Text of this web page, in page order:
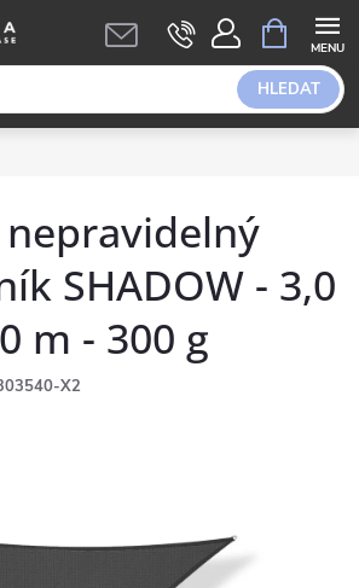
HLEDAT
NÁKUPNÍ
KOŠÍK
SHADOW - 3,0
m - 300 g
X2